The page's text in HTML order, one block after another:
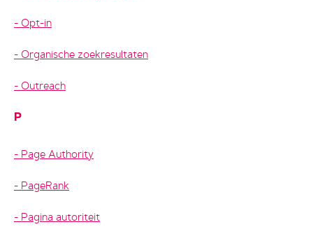
Opt-in
Organische zoekresultaten
Outreach
P
Page Authority
PageRank
Pagina autoriteit